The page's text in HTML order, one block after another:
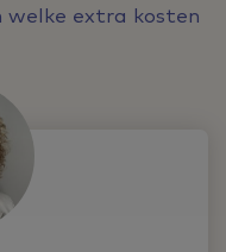
welke extra kosten